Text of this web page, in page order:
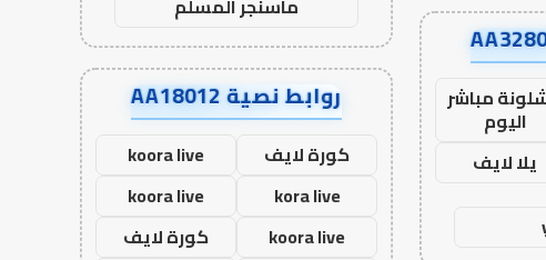
مباشر
اليوم
يلا لايف
روابط نصية AA18012
كورة لايف
koora live
kora live
koora live
koora live
كورة لايف